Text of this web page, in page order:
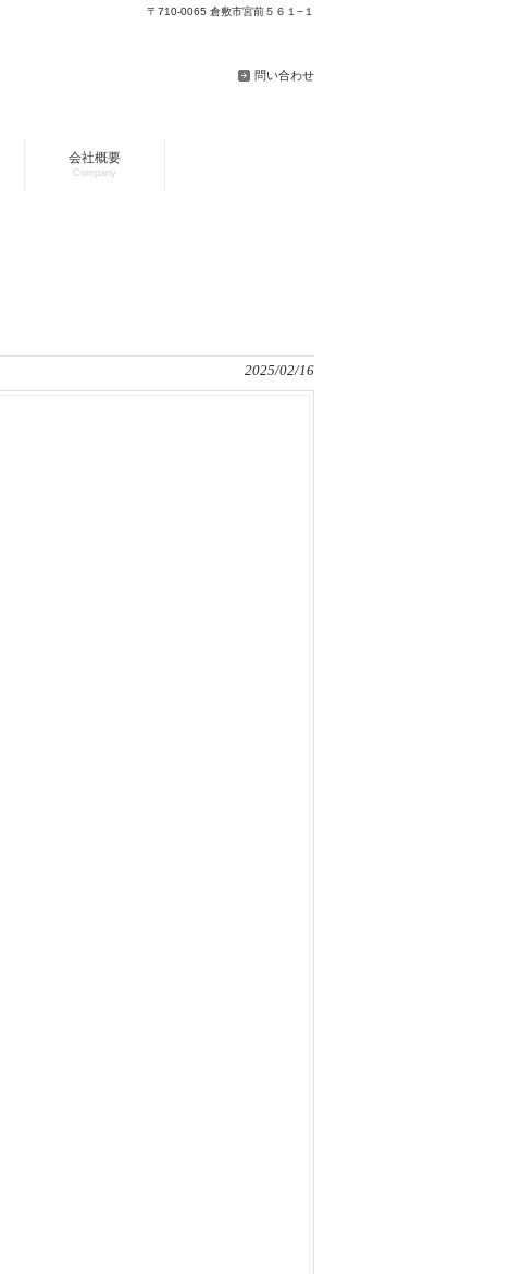
〒710-0065 倉敷市宮前５６１−１
問い合わせ
会社概要
Company
2025/02/16